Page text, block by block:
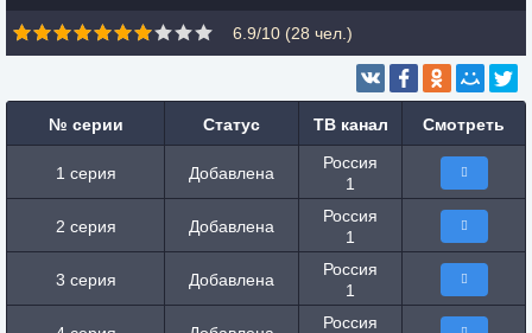
6.9/10 (28 чел.)
№ серии Статус ТВ канал Смотреть
1 серия Добавлена
Россия
1
2 серия Добавлена
Россия
1
3 серия Добавлена
Россия
1
Россия